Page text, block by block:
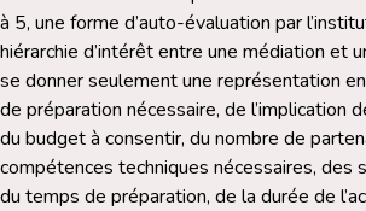
à 5, une forme d’auto-évaluation par
hiérarchie d’intérêt entre une médiation et
se donner seulement une représentation
de préparation nécessaire, de l’implication
du budget à consentir, du nombre de
compétences techniques nécessaires, des
du temps de préparation, de la durée de